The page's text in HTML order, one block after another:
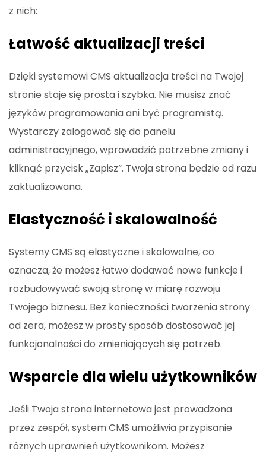
z nich:
Łatwość aktualizacji treści
Dzięki systemowi CMS aktualizacja treści na Twojej
stronie staje się prosta i szybka. Nie musisz znać
języków programowania ani być programistą.
Wystarczy zalogować się do panelu
administracyjnego, wprowadzić potrzebne zmiany i
kliknąć przycisk „Zapisz”. Twoja strona będzie od razu
zaktualizowana.
Elastyczność i skalowalność
Systemy CMS są elastyczne i skalowalne, co
oznacza, że możesz łatwo dodawać nowe funkcje i
rozbudowywać swoją stronę w miarę rozwoju
Twojego biznesu. Bez konieczności tworzenia strony
od zera, możesz w prosty sposób dostosować jej
funkcjonalności do zmieniających się potrzeb.
Wsparcie dla wielu użytkowników
Jeśli Twoja strona internetowa jest prowadzona
przez zespół, system CMS umożliwia przypisanie
różnych uprawnień użytkownikom. Możesz